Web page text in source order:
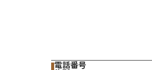
電話番号